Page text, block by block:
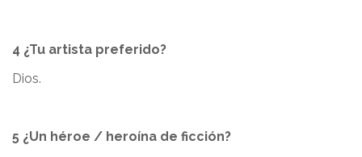
4 ¿Tu artista preferido?
Dios.
5 ¿Un héroe / heroína de ficción?